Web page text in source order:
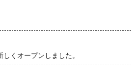
くオープンしました。